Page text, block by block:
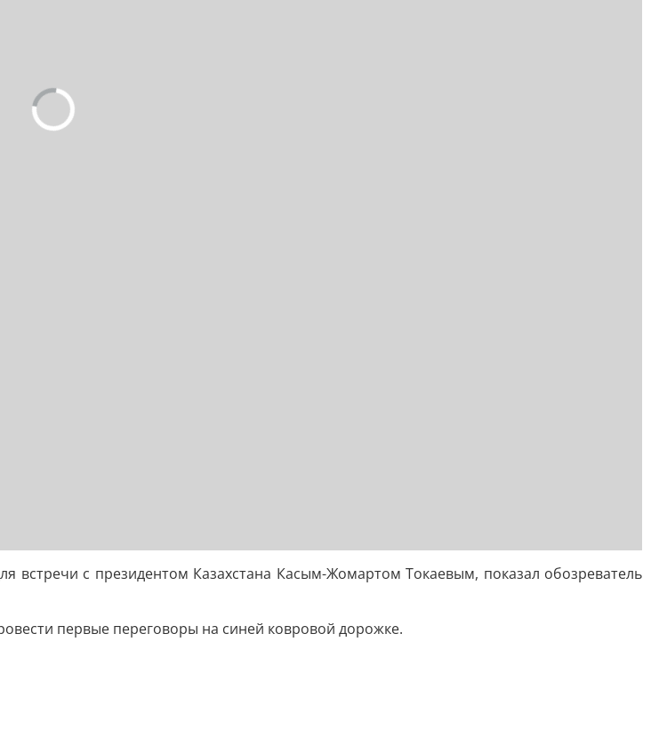
встречи с президентом Казахстана Касым-Жомартом Токаевым, показал обозреватель
первые переговоры на синей ковровой дорожке.